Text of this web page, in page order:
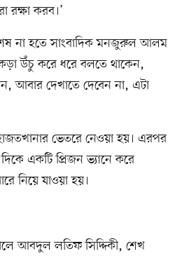
রক্ষা করব।’
না হতে সাংবাদিক মনজুরুল আলম
উঁচু করে ধরে বলতে থাকেন,
আবার দেখাতে দেবেন না, এটা
ভেতরে নেওয়া হয়। এরপর
একটি প্রিজন ভ্যানে করে
নিয়ে যাওয়া হয়।
আবদুল লতিফ সিদ্দিকী, শেখ